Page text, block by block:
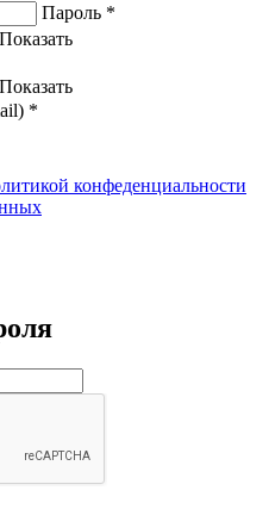
Пароль *
Показать
Показать
*
конфеденциальности